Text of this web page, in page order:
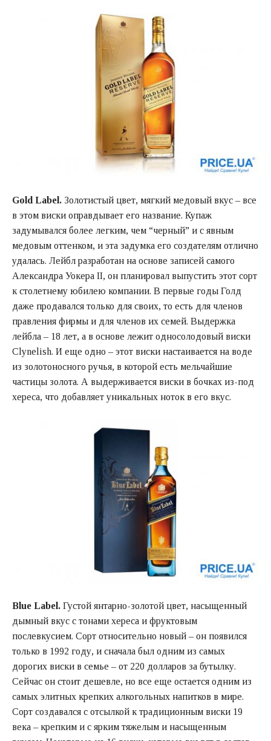
Gold Label. Золотистый цвет, мягкий медовый вкус – все
в этом виски оправдывает его название. Купаж
задумывался более легким, чем “черный” и с явным
медовым оттенком, и эта задумка его создателям отлично
удалась. Лейбл разработан на основе записей самого
Александра Уокера II, он планировал выпустить этот сорт
к столетнему юбилею компании. В первые годы Голд
даже продавался только для своих, то есть для членов
правления фирмы и для членов их семей. Выдержка
лейбла – 18 лет, а в основе лежит односолодовый виски
Clynelish. И еще одно – этот виски настаивается на воде
из золотоносного ручья, в которой есть мельчайшие
частицы золота. А выдерживается виски в бочках из-под
хереса, что добавляет уникальных ноток в его вкус.
Blue Label. Густой янтарно-золотой цвет, насыщенный
дымный вкус с тонами хереса и фруктовым
послевкусием. Сорт относительно новый – он появился
только в 1992 году, и сначала был одним из самых
дорогих виски в семье – от 220 долларов за бутылку.
Сейчас он стоит дешевле, но все еще остается одним из
самых элитных крепких алкогольных напитков в мире.
Сорт создавался с отсылкой к традиционным виски 19
века – крепким и с ярким тяжелым и насыщенным